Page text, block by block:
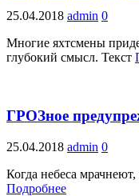
25.04.2018 admin 0
Многие яхтсмены
глубокий смысл. Текст
ГРОЗное
25.04.2018 admin 0
Когда небеса
Подробнее